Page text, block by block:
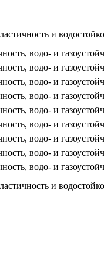
и
водо- и
водо- и
водо- и
водо- и
водо- и
водо- и
водо- и
водо- и
водо- и
и